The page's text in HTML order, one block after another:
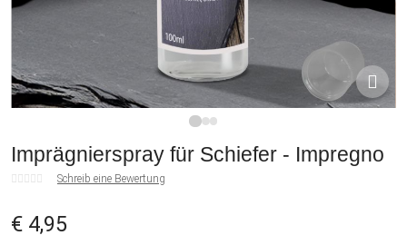
Imprägnierspray für Schiefer - Impregno
Schreib eine Bewertung
€ 4,95